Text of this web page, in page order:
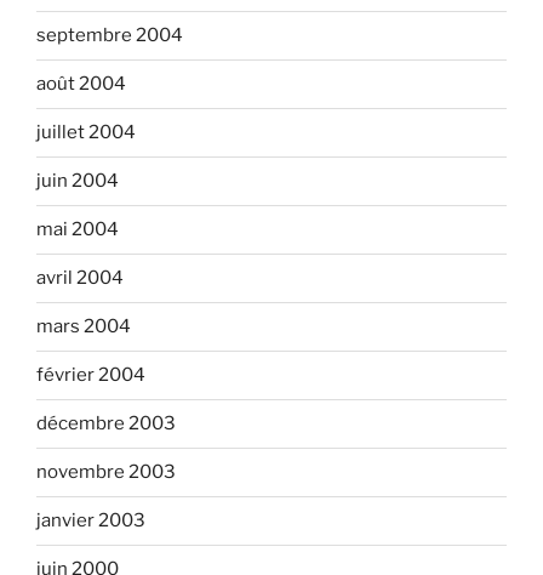
septembre 2004
août 2004
juillet 2004
juin 2004
mai 2004
avril 2004
mars 2004
février 2004
décembre 2003
novembre 2003
janvier 2003
juin 2000